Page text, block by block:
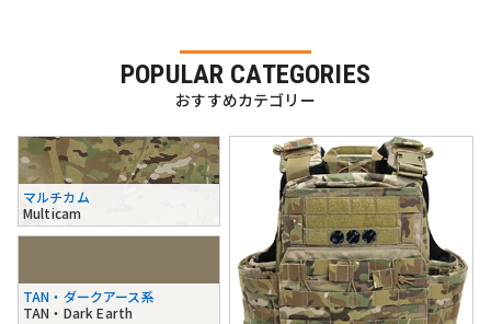
POPULAR CATEGORIES
おすすめカテゴリー
マルチカム
Multicam
TAN・ダークアース系
TAN・Dark Earth